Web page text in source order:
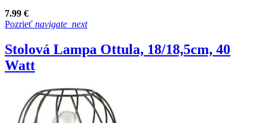
7.99 €
Pozrieť navigate_next
Stolová Lampa Ottula, 18/18,5cm, 40
Watt